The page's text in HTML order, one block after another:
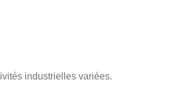
industrielles variées.